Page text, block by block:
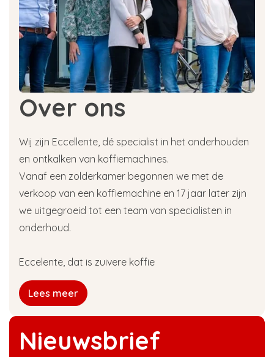
Nieuwsbrief
Over ons
Wij zijn Eccellente, dé specialist in het onderhouden
en ontkalken van koffiemachines.
Vanaf een zolderkamer begonnen we met de
verkoop van een koffiemachine en 17 jaar later zijn
we uitgegroeid tot een team van specialisten in
onderhoud.
Eccelente, dat is zuivere koffie
Lees meer